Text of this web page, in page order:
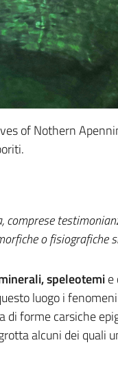
of Nothern
o fisiografiche
speleotemie
luogo i
forme carsiche
alcuni dei quali